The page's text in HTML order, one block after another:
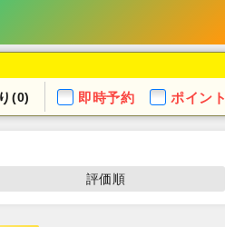
(0) 即時予約 ポイント
評価順